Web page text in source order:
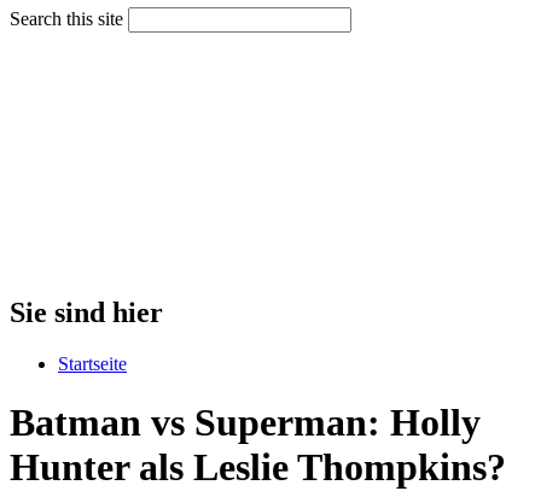
Search this site
Sie sind hier
Startseite
Batman vs Superman: Holly
Hunter als Leslie Thompkins?